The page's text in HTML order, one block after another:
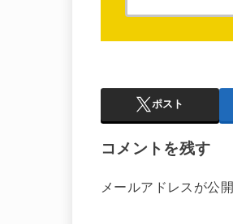
ポスト
コメントを残す
メールアドレスが公